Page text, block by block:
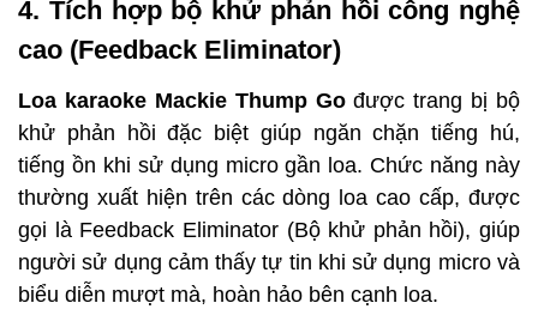
4. Tích hợp bộ khử phản hồi công nghệ
cao (Feedback Eliminator)
Loa karaoke Mackie Thump Go được trang bị bộ
khử phản hồi đặc biệt giúp ngăn chặn tiếng hú,
tiếng ồn khi sử dụng micro gần loa. Chức năng này
thường xuất hiện trên các dòng loa cao cấp, được
gọi là Feedback Eliminator (Bộ khử phản hồi), giúp
người sử dụng cảm thấy tự tin khi sử dụng micro và
biểu diễn mượt mà, hoàn hảo bên cạnh loa.